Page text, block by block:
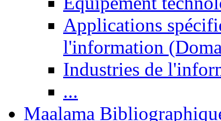
Applications
l'information
Industries de
...
Maalama